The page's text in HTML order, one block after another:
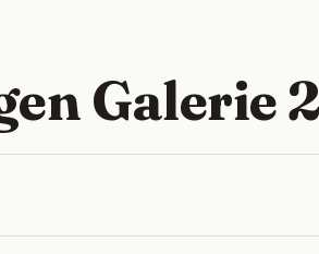
Galerie 2